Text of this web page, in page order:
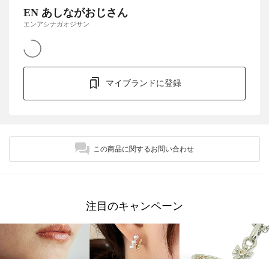
EN あしながおじさん
エンアシナガオジサン
マイブランドに登録
この商品に関するお問い合わせ
注目のキャンペーン